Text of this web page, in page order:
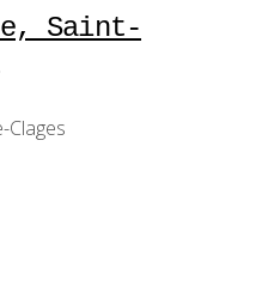
Saint-
Clages